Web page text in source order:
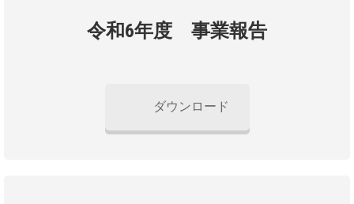
令和6年度 事業報告
ダウンロード